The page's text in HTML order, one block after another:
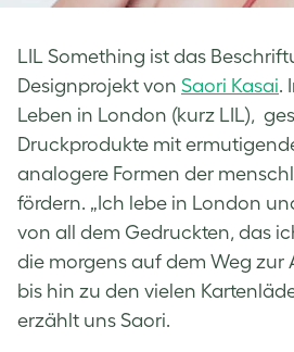
LIL Something ist das
Designprojekt von Saori Kasai.
Leben in London (kurz LIL),
Druckprodukte mit
analogere Formen der
fördern. „Ich lebe in London
von all dem Gedruckten, das
die morgens auf dem Weg zur
bis hin zu den vielen
erzählt uns Saori.